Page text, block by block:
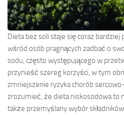
Dieta bez soli staje się coraz
wśród osób pragnących zadbać o
sodu, często występującego w
przynieść szereg korzyści, w tym
zmniejszenie ryzyka chorób
zrozumieć, że dieta niskosodowa to
także przemyślany wybór